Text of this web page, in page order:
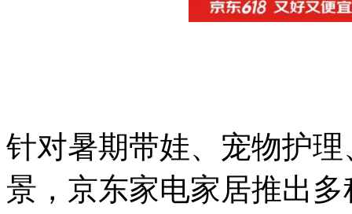
针对暑期带娃、宠物护
景，京东家电家居推出